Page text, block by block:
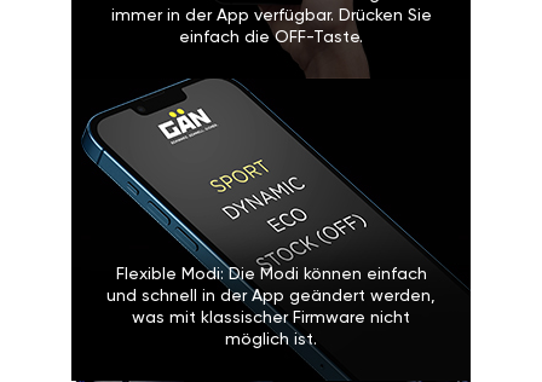
immer in der App verfügbar. Drücken Sie
einfach die OFF-Taste.
Flexible Modi: Die Modi können einfach
und schnell in der App geändert werden,
was mit klassischer Firmware nicht
möglich ist.